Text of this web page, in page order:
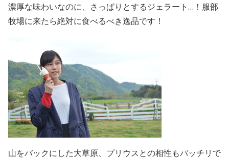
濃厚な味わいなのに、さっぱりとするジェラート…！服部
牧場に来たら絶対に食べるべき逸品です！
山をバックにした大草原、プリウスとの相性もバッチリで